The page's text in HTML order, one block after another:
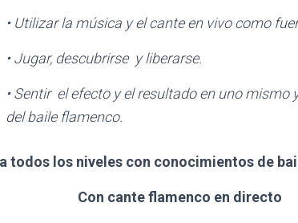
• Utilizar la música y el cante en vivo como
• Jugar, descubrirse y liberarse.
• Sentir el efecto y el resultado en uno
del baile flamenco.
todos los niveles con conocimientos de
Con cante flamenco en directo